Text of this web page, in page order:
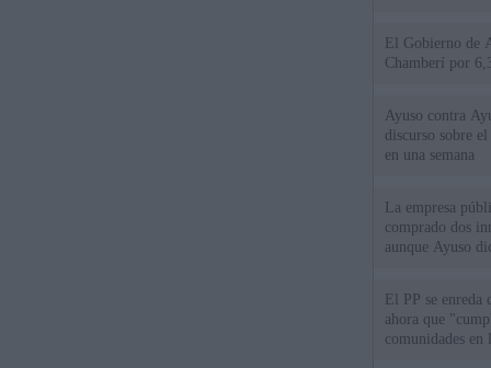
El Gobierno de
Chamberí por
Ayuso contra
discurso sobre
en una semana
La empresa
comprado dos
aunque Ayuso
El PP se
ahora que
comunidades en